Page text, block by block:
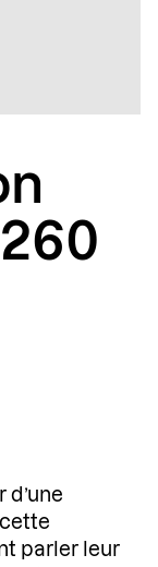
parler leur